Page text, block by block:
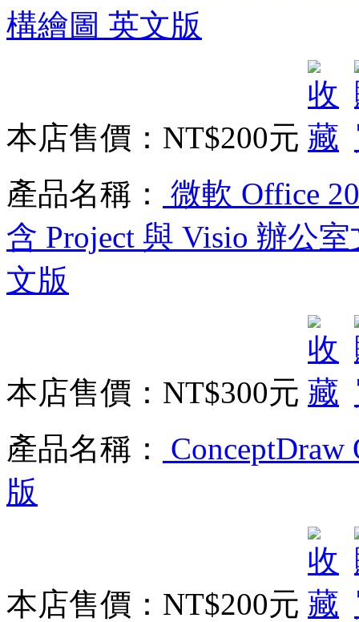
構繪圖 英文版
本店售價： NT$200元
產品名稱：
微軟 Office
含 Project 與 Visio 辦公
文版
本店售價： NT$300元
產品名稱：
版
本店售價： NT$200元